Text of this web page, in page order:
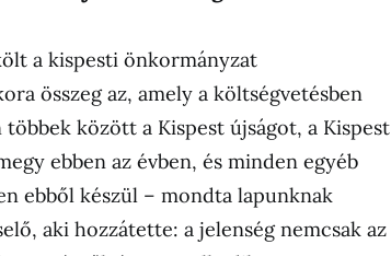
a kispesti önkormányzat
összeg az, amely a költségvetésben
között a Kispest újságot, a Kispest
ebben az évben, és minden egyéb
ebből készül – mondta lapunknak
aki hozzátette: a jelenség nemcsak az